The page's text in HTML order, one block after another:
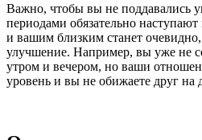
Важно, чтобы вы не поддавались
периодами обязательно
и вашим близким станет
улучшение. Например, вы уже не
утром и вечером, но ваши
уровень и вы не обижаете друг на